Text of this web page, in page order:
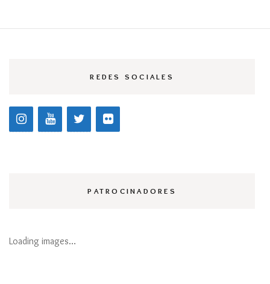
REDES SOCIALES
PATROCINADORES
Loading images…